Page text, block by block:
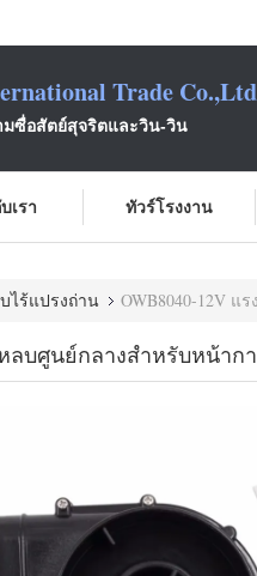
Trade Co.,Ltd
มซื่อสัตย์สุจริตและวิน-วิน
เรา ทัวร์โรงงาน
ไร้แปรงถ่าน OWB8040-12V แร
ลบศูนย์กลางสําหรับหน้